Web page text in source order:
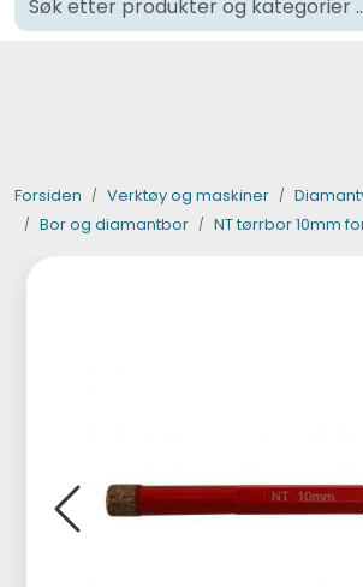
Skip to main content Klikk og hent i Oslo
Forsiden Verktøy og maskiner
Bor og diamantbor
NT tørrbor 10mm
Byggevarer